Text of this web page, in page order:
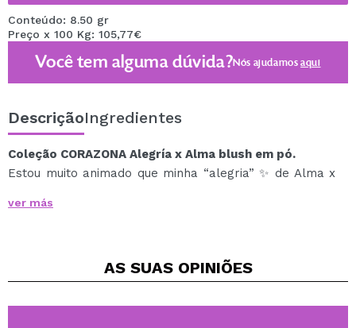
Conteúdo: 8.50 gr
Preço x 100 Kg: 105,77€
Você tem alguma dúvida?Nós ajudamosaqui
DescriçãoIngredientes
Coleção CORAZONA Alegría x Alma blush em pó.
Estou muito animado que minha “alegria” ✨ de Alma x
Com esta coleção facial quero oferecer não só um
Um suave sol da tarde com Brontorno. Um
sutilmente seus traços e a dar à sua pele um
ver más
AS SUAS OPINIÕES